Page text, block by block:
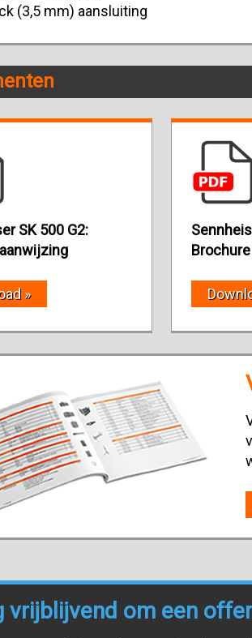
(3,5 mm) aansluiting
SK 500 G2:
»
Brochure
vrijblijvend om een